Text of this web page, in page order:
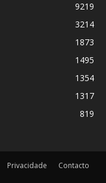
9219
3214
1873
1495
1354
1317
819
Privacidade Contacto